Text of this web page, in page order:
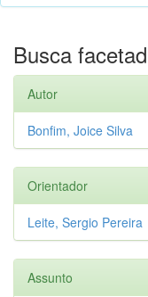
Busca
Autor
Bonfim, Joice Silva
Orientador
Leite, Sergio Pereira
Assunto